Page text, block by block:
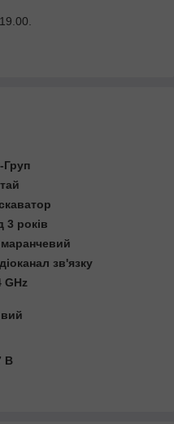
Груп
3 років
зв'язку
GHz
В